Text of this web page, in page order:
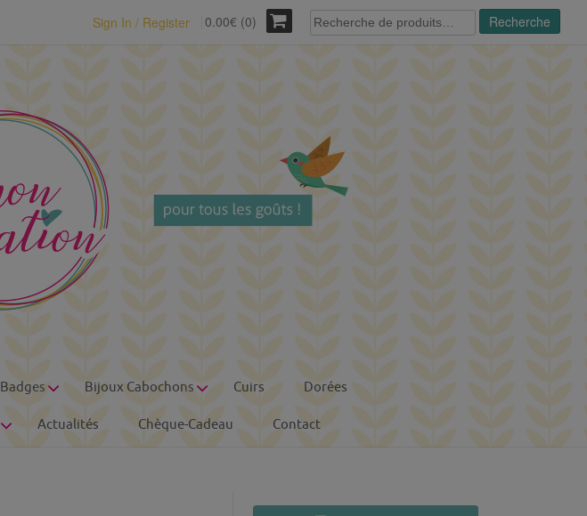
Sign In / Register 0.00€ (0)
Recherche
pour :
Recherche
Badges Bijoux Cabochons Cuirs Dorées
Actualités Chèque-Cadeau Contact